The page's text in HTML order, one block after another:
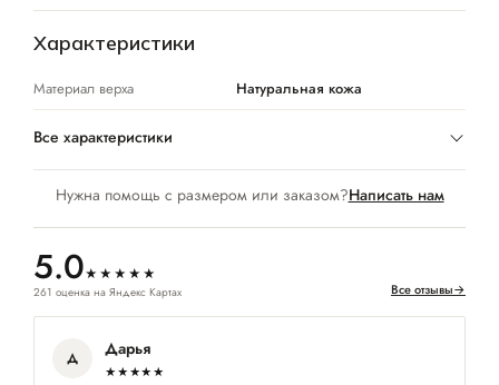
Нужна помощь с размером или заказом?Написать нам
5.0★★★★★
261 оценка на Яндекс Картах Все отзывы→
Д Дарья
★★★★★
Характеристики
Материал верха Натуральная кожа
Все характеристики